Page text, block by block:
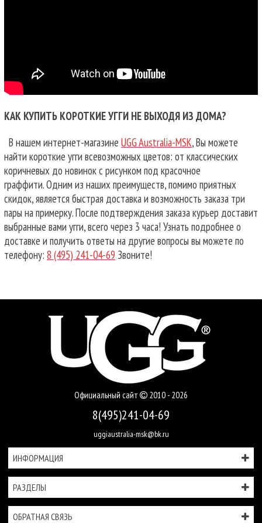
КАК КУПИТЬ КОРОТКИЕ УГГИ НЕ ВЫХОДЯ ИЗ ДОМА?
В нашем интернет-магазине UGG Australia-MSK, Вы можете
найти короткие угги всевозможных цветов: от классических
коричневых до новинок с рисунком под красочное
граффити. Одним из наших преимуществ, помимо приятных
скидок, является быстрая доставка и возможность заказа три
пары на примерку. После подтверждения заказа курьер доставит
выбранные вами угги, всего через 3 часа! Узнать подробнее о
доставке и получить ответы на другие вопросы вы можете по
телефону: 8 (495) 241-04-69 Звоните!
Официальный сайт 2010 - 2026
8(495)241-04-69
uggiaustralia-msk@bk.ru
ИНФОРМАЦИЯ
РАЗДЕЛЫ
ОБРАТНАЯ СВЯЗЬ